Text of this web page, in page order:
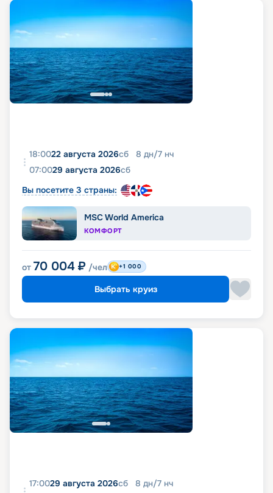
18:0022 августа 2026сб 8 дн/7 нч
07:0029 августа 2026сб
Вы посетите 3 страны:
MSC World America
КОМФОРТ
от 70 004 ₽ /чел +1 000
Выбрать круиз
17:0029 августа 2026сб 8 дн/7 нч